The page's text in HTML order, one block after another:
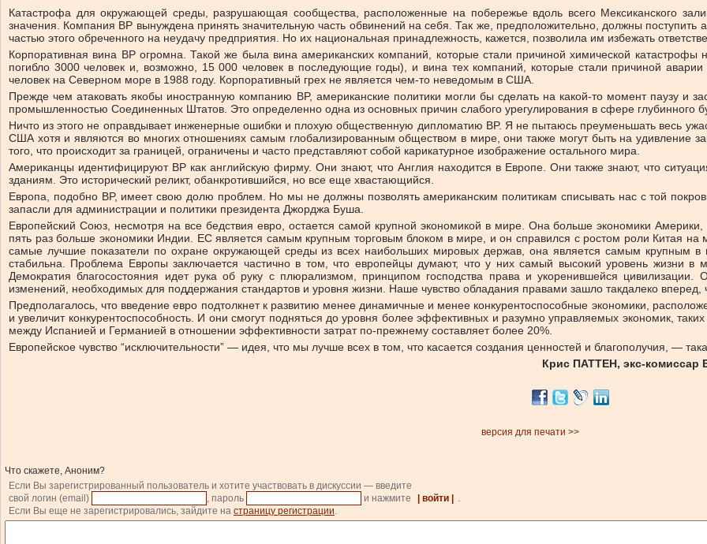
Катастрофа для окружающей среды, разрушающая сообщества, расположенные на побережье вдоль всего Мексиканского
значения. Компания BP вынуждена принять значительную часть обвинений на себя. Так же, предположительно, должны
частью этого обреченного на неудачу предприятия. Но их национальная принадлежность, кажется, позволила им избежать
Корпоративная вина BP огромна. Такой же была вина американских компаний, которые стали причиной химической
погибло 3000 человек и, возможно, 15 000 человек в последующие годы), и вина тех компаний, которые стали причиной
человек на Северном море в 1988 году. Корпоративный грех не является чем-то неведомым в США.
Прежде чем атаковать якобы иностранную компанию BP, американские политики могли бы сделать на какой-то момент паузу и
промышленностью Соединенных Штатов. Это определенно одна из основных причин слабого урегулирования в сфере глубинного
Ничто из этого не оправдывает инженерные ошибки и плохую общественную дипломатию BP. Я не пытаюсь преуменьшать весь
США хотя и являются во многих отношениях самым глобализированным обществом в мире, они также могут быть на удивление
того, что происходит за границей, ограничены и часто представляют собой карикатурное изображение остального мира.
Американцы идентифицируют BP как английскую фирму. Они знают, что Англия находится в Европе. Они также знают, что
зданиям. Это исторический реликт, обанкротившийся, но все еще хвастающийся.
Европа, подобно BP, имеет свою долю проблем. Но мы не должны позволять американским политикам списывать нас с той
запасли для администрации и политики президента Джорджа Буша.
Европейский Союз, несмотря на все бедствия евро, остается самой крупной экономикой в мире. Она больше экономики
пять раз больше экономики Индии. ЕС является самым крупным торговым блоком в мире, и он справился с ростом роли Китая
самые лучшие показатели по охране окружающей среды из всех наибольших мировых держав, она является самым крупным
стабильна. Проблема Европы заключается частично в том, что европейцы думают, что у них самый высокий уровень жизни в
Демократия благосостояния идет рука об руку с плюрализмом, принципом господства права и укоренившейся цивилизации.
изменений, необходимых для поддержания стандартов и уровня жизни. Наше чувство обладания правами зашло такдалеко вперед,
Предполагалось, что введение евро подтолкнет к развитию менее динамичные и менее конкурентоспособные экономики,
и увеличит конкурентоспособность. И они смогут подняться до уровня более эффективных и разумно управляемых экономик,
между Испанией и Германией в отношении эффективности затрат по-прежнему составляет более 20%.
Европейское чувство “исключительности” — идея, что мы лучше всех в том, что касается создания ценностей и благополучия, —
Крис ПАТТЕН, экс-комиссар
версия для печати >>
Что скажете, Аноним?
Если Вы зарегистрированный пользователь и хотите участвовать в дискуссии — введите
свой логин (email)
, пароль и нажмите | войти |
.
Если Вы еще не зарегистрировались, зайдите на страницу регистрации.